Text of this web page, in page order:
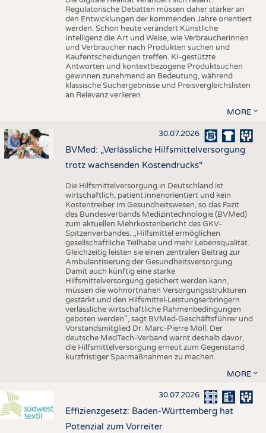
Regulatorische Debatten müssen daher stärker an
den Entwicklungen der kommenden Jahre orientiert
werden. Schon heute verändert Künstliche
Intelligenz die Art und Weise, wie Verbraucherinnen
und Verbraucher nach Produkten suchen und
Kaufentscheidungen treffen. KI-gestützte
Antworten und kontextbezogene Produktsuchen
gewinnen zunehmend an Bedeutung, während
klassische Suchergebnisse und Preisvergleichslisten
an Relevanz verlieren.
MORE
30.07.2026
BVMed: „Verlässliche Hilfsmittelversorgung
trotz wachsenden Kostendrucks“
Die Hilfsmittelversorgung in Deutschland ist
wirtschaftlich, patient:innenorientiert und kein
Kostentreiber im Gesundheitswesen, so das Fazit
des Bundesverbands Medizintechnologie (BVMed)
zum aktuellen Mehrkostenbericht des GKV-
Spitzenverbandes. „Hilfsmittel ermöglichen
gesellschaftliche Teilhabe und mehr Lebensqualität.
Gleichzeitig leisten sie einen zentralen Beitrag zur
Ambulantisierung der Gesundheitsversorgung.
Damit auch künftig eine starke
Hilfsmittelversorgung gesichert werden kann,
müssen die wohnortnahen Versorgungsstrukturen
gestärkt und den Hilfsmittel-Leistungserbringern
verlässliche wirtschaftliche Rahmenbedingungen
geboten werden“, sagt BVMed-Geschäftsführer und
Vorstandsmitglied Dr. Marc-Pierre Möll. Der
deutsche MedTech-Verband warnt deshalb davor,
die Hilfsmittelversorgung erneut zum Gegenstand
kurzfristiger Sparmaßnahmen zu machen.
MORE
30.07.2026
Effizienzgesetz: Baden-Württemberg hat
Potenzial zum Vorreiter